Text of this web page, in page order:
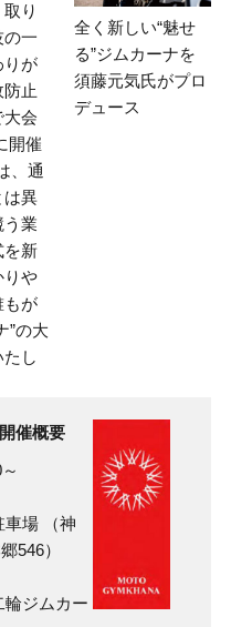
り
の一
りが
止
大会
開催
、通
は異
う業
を新
りや
もが
”の大
し
全く新しい“魅せ
る”ジムカーナを
須藤元気氏がプロ
デュース
催概要
車場 （神
546）
輪ジムカー